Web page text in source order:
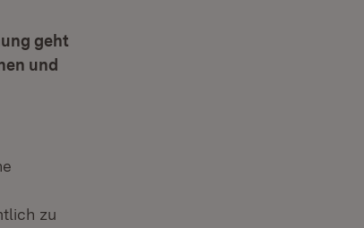
geht
und
zu